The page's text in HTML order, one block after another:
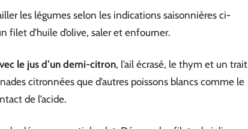
les légumes selon les indications saisonnières ci-
filet d’huile d’olive, saler et enfourner.
le jus d’un demi-citron, l’ail écrasé, le thym et un trait
citronnées que d’autres poissons blancs comme le
de l’acide.